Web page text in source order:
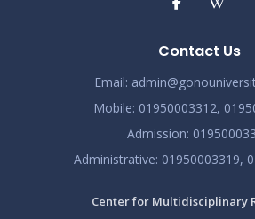
Contact Us
Email:
Mobile: 01950003312,
Admission:
Administrative: 01950003319,
Center for Multidisciplinary